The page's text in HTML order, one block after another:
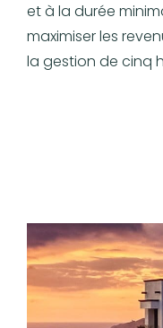
et à la durée
maximiser les
la gestion de cinq